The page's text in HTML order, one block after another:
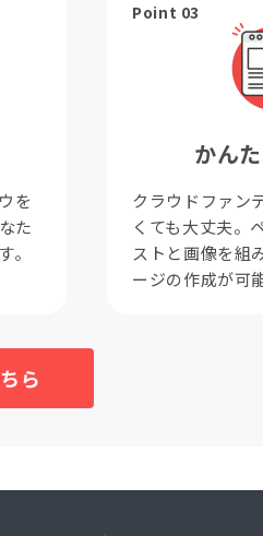
を
た
。
Point 03
かん
クラウドファン
くても大丈夫。
ストと画像を組
ージの作成が可
ら